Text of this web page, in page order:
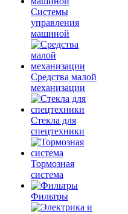
Системы
управления
машиной
Средства малой
механизации
Стекла для
спецтехники
Тормозная
система
Фильтры